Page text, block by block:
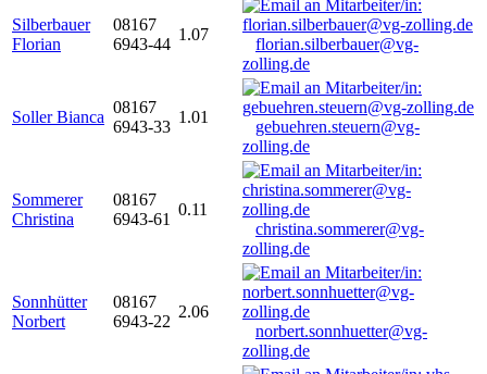
Silberbauer
Florian
08167
6943-44
1.07
florian.silberbauer@vg-
zolling.de
Soller Bianca
08167
6943-33
1.01
gebuehren.steuern@vg-
zolling.de
Sommerer
Christina
08167
6943-61
0.11
christina.sommerer@vg-
zolling.de
Sonnhütter
Norbert
08167
6943-22
2.06
norbert.sonnhuetter@vg-
zolling.de